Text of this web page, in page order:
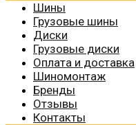
Шины
Грузовые шины
Диски
Грузовые диски
Оплата и доставка
Шиномонтаж
Бренды
Отзывы
Контакты